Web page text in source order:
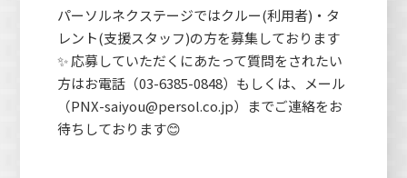
パーソルネクステージではクルー(利用者)・タ
レント(支援スタッフ)の方を募集しております
✨ 応募していただくにあたって質問をされたい
方はお電話（03-6385-0848）もしくは、メール
（PNX-saiyou@persol.co.jp）までご連絡をお
待ちしております😊